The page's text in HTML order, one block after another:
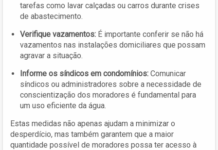
tarefas como lavar calçadas ou carros durante crises
de abastecimento.
Verifique vazamentos: É importante conferir se não há
vazamentos nas instalações domiciliares que possam
agravar a situação.
Informe os síndicos em condomínios: Comunicar
síndicos ou administradores sobre a necessidade de
conscientização dos moradores é fundamental para
um uso eficiente da água.
Estas medidas não apenas ajudam a minimizar o
desperdício, mas também garantem que a maior
quantidade possível de moradores possa ter acesso à